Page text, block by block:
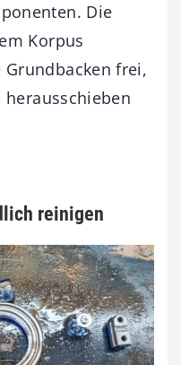
Die
Korpus
frei,
reinigen